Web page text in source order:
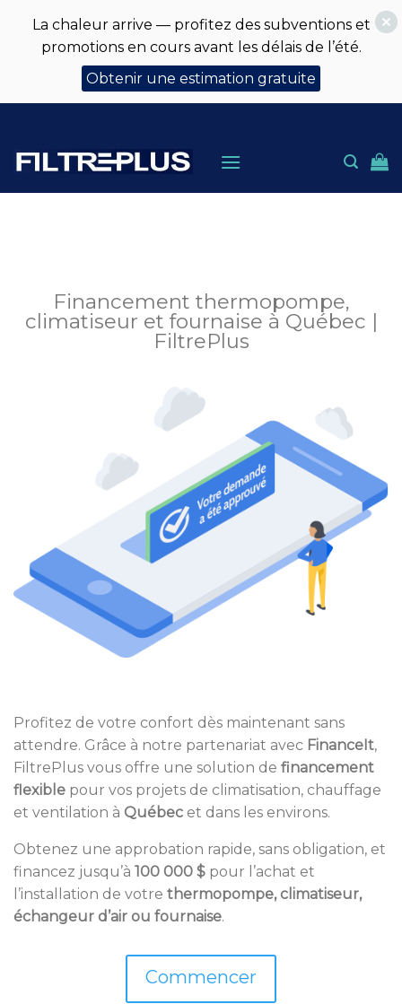
content
Financement thermopompe,
climatiseur et fournaise à Québec |
FiltrePlus
Profitez de votre confort dès maintenant sans
attendre. Grâce à notre partenariat avec FinanceIt,
FiltrePlus vous offre une solution de financement
flexible pour vos projets de climatisation, chauffage
et ventilation à Québec et dans les environs.
Obtenez une approbation rapide, sans obligation, et
financez jusqu’à 100 000 $ pour l’achat et
l’installation de votre thermopompe, climatiseur,
échangeur d’air ou fournaise.
Commencer
La chaleur arrive — profitez des subventions et
promotions en cours avant les délais de l’été.
Obtenir une estimation gratuite